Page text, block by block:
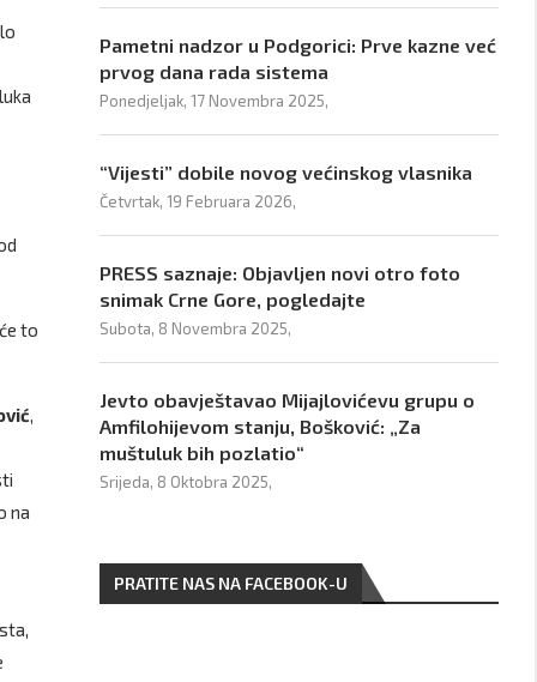
to
,
na
Pametni nadzor u Podgorici: Prve kazne već
prvog dana rada sistema
Ponedjeljak, 17 Novembra 2025,
“Vijesti” dobile novog većinskog vlasnika
Četvrtak, 19 Februara 2026,
PRESS saznaje: Objavljen novi otro foto
snimak Crne Gore, pogledajte
Subota, 8 Novembra 2025,
Jevto obavještavao Mijajlovićevu grupu o
Amfilohijevom stanju, Bošković: „Za
muštuluk bih pozlatio“
Srijeda, 8 Oktobra 2025,
PRATITE NAS NA FACEBOOK-U